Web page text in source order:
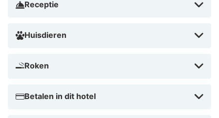
Receptie
Huisdieren
Roken
Betalen in dit hotel